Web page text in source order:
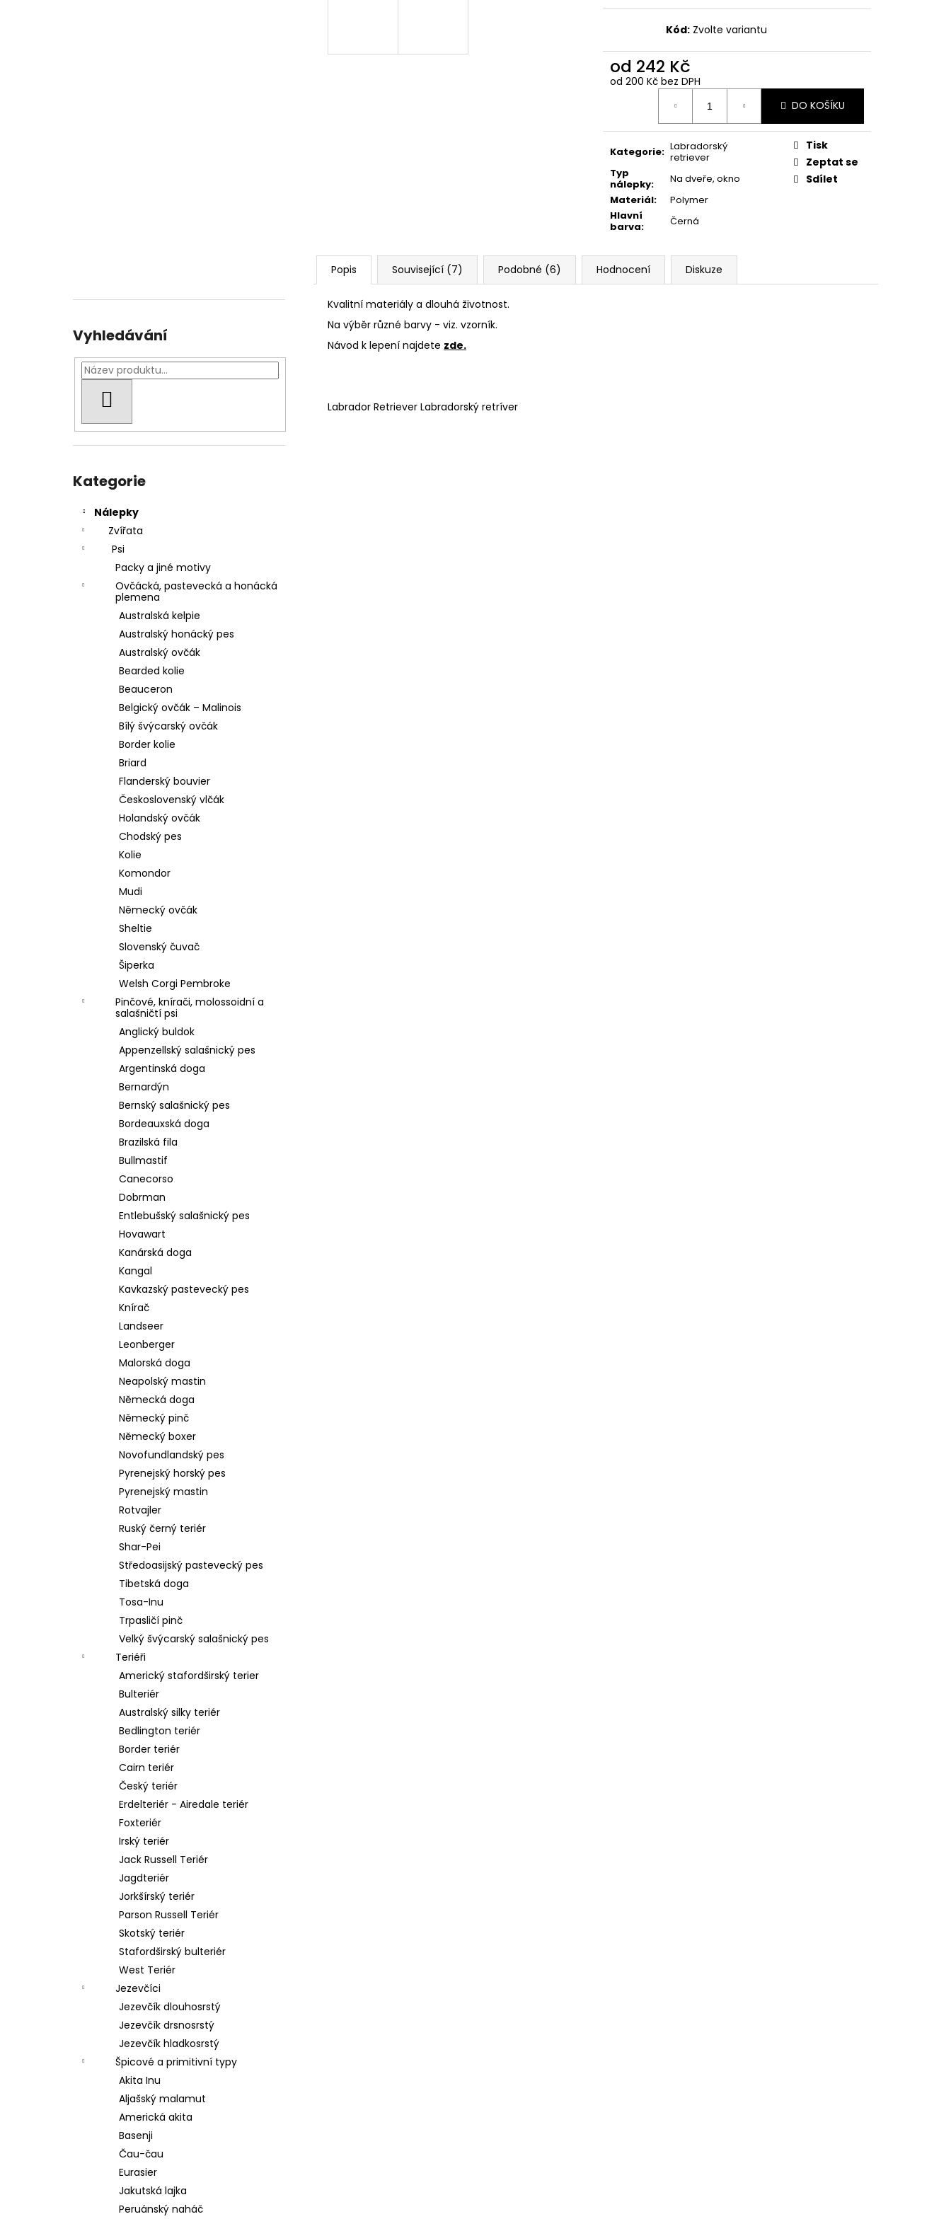
Vyhledávání
kategorie
Kategorie
Nálepky
Zvířata
Psi
Packy a jiné motivy
Ovčácká, pastevecká a honácká
plemena
Australská kelpie
Australský honácký pes
Australský ovčák
Bearded kolie
Beauceron
Belgický ovčák – Malinois
Bílý švýcarský ovčák
Border kolie
Briard
Flanderský bouvier
Československý vlčák
Holandský ovčák
Chodský pes
Kolie
Komondor
Mudi
Německý ovčák
Sheltie
Slovenský čuvač
Šiperka
Welsh Corgi Pembroke
Pinčové, knírači, molossoidní a
salašničtí psi
Anglický buldok
Appenzellský salašnický pes
Argentinská doga
Bernardýn
Bernský salašnický pes
Bordeauxská doga
Brazilská fila
Bullmastif
Canecorso
Dobrman
Entlebušský salašnický pes
Hovawart
Kanárská doga
Kangal
Kavkazský pastevecký pes
Knírač
Landseer
Leonberger
Malorská doga
Neapolský mastin
Německá doga
Německý pinč
Německý boxer
Novofundlandský pes
Pyrenejský horský pes
Pyrenejský mastin
Rotvajler
Ruský černý teriér
Shar-Pei
Středoasijský pastevecký pes
Tibetská doga
Tosa-Inu
Trpasličí pinč
Velký švýcarský salašnický pes
Teriéři
Americký stafordširský terier
Bulteriér
Australský silky teriér
Bedlington teriér
Border teriér
Cairn teriér
Český teriér
Erdelteriér - Airedale teriér
Foxteriér
Irský teriér
Jack Russell Teriér
Jagdteriér
Jorkšírský teriér
Parson Russell Teriér
Skotský teriér
Stafordširský bulteriér
West Teriér
Jezevčíci
Jezevčík dlouhosrstý
Jezevčík drsnosrstý
Jezevčík hladkosrstý
Špicové a primitivní typy
Akita Inu
Aljašský malamut
Americká akita
Basenji
Čau-čau
Eurasier
Jakutská lajka
Peruánský naháč
Kód: Zvolte variantu
od 242 Kč
od 200 Kč bez DPH
DO KOŠÍKU
Kategorie: Labradorský
retriever
Typ
nálepky:
Na dveře, okno
Materiál:
Polymer
Hlavní
barva: Černá
Tisk
Zeptat se
Sdílet
Popis Související (7) Podobné (6) Hodnocení Diskuze
Kvalitní materiály a dlouhá životnost.
Na výběr různé barvy - viz. vzorník.
Návod k lepení najdete zde.
Labrador Retriever Labradorský retríver